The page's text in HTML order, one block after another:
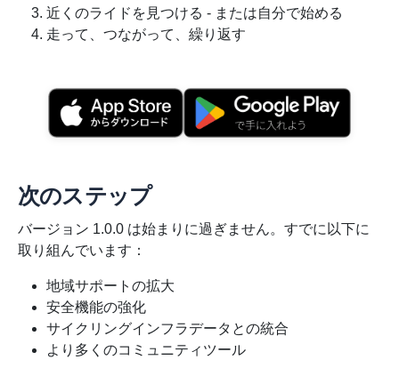
近くのライドを見つける - または自分で始める
走って、つながって、繰り返す
次のステップ
バージョン 1.0.0 は始まりに過ぎません。すでに以下に
取り組んでいます：
地域サポートの拡大
安全機能の強化
サイクリングインフラデータとの統合
より多くのコミュニティツール